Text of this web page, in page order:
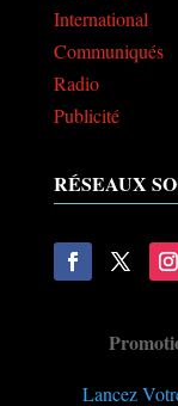
International
Communiqués
Radio
Publicité
RÉSEAUX
Lancez